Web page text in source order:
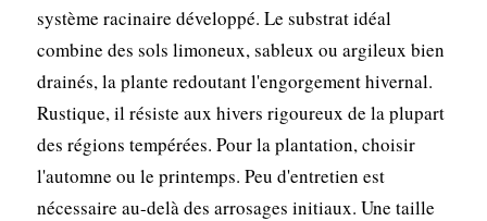
système racinaire développé. Le substrat idéal
combine des sols limoneux, sableux ou argileux bien
drainés, la plante redoutant l'engorgement hivernal.
Rustique, il résiste aux hivers rigoureux de la plupart
des régions tempérées. Pour la plantation, choisir
l'automne ou le printemps. Peu d'entretien est
nécessaire au-delà des arrosages initiaux. Une taille